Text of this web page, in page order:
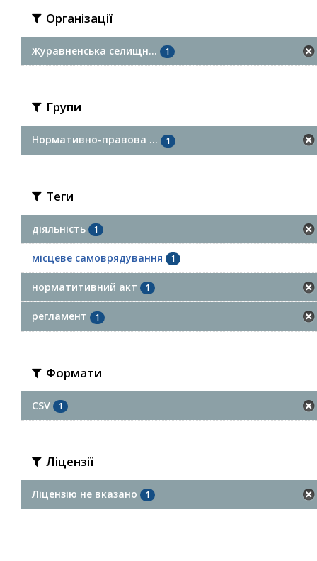
Організації
Журавненська селищн... 1
Групи
Нормативно-правова ... 1
Теги
діяльність 1
місцеве самоврядування 1
норматитивний акт 1
регламент 1
Формати
CSV 1
Ліцензії
Ліцензію не вказано 1